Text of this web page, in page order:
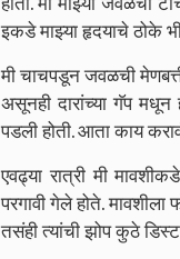
इकडे माझ्या हृदयाचे ठोके
मी चाचपडून जवळची
असूनही दारांच्या गॅप
पडली होती. आता काय
एवढ्या रात्री मी
परगावी गेले होते.
तसंही त्यांची झोप कुठे